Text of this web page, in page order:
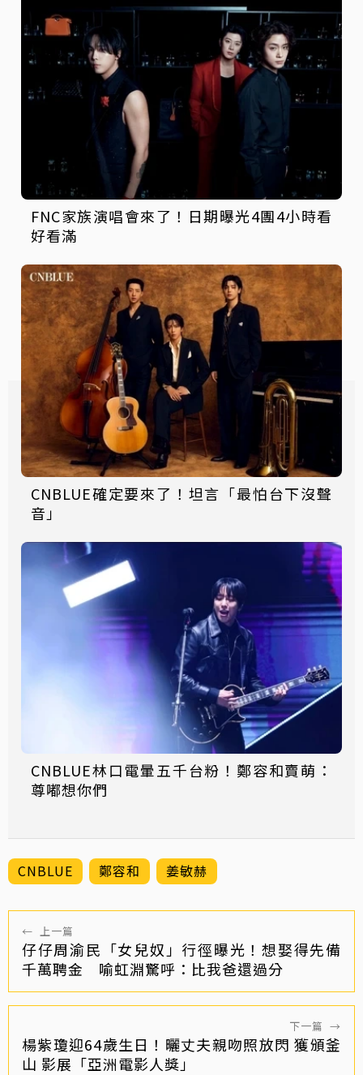
FNC家族演唱會來了！日期曝光4團4小時看
好看滿
CNBLUE確定要來了！坦言「最怕台下沒聲
音」
CNBLUE林口電暈五千台粉！鄭容和賣萌：
尊嘟想你們
CNBLUE 鄭容和 姜敏赫
← 上一篇
仔仔周渝民「女兒奴」行徑曝光！想娶得先備
千萬聘金 喻虹淵驚呼：比我爸還過分
下一篇 →
楊紫瓊迎64歲生日！曬丈夫親吻照放閃 獲頒釜
山 影展「亞洲電影人獎」